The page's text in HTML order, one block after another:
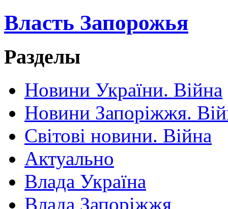
Власть Запорожья
Разделы
Новини України. Війна
Новини Запоріжжя.
Світові новини. Війна
Актуально
Влада Україна
Влада Запоріжжя